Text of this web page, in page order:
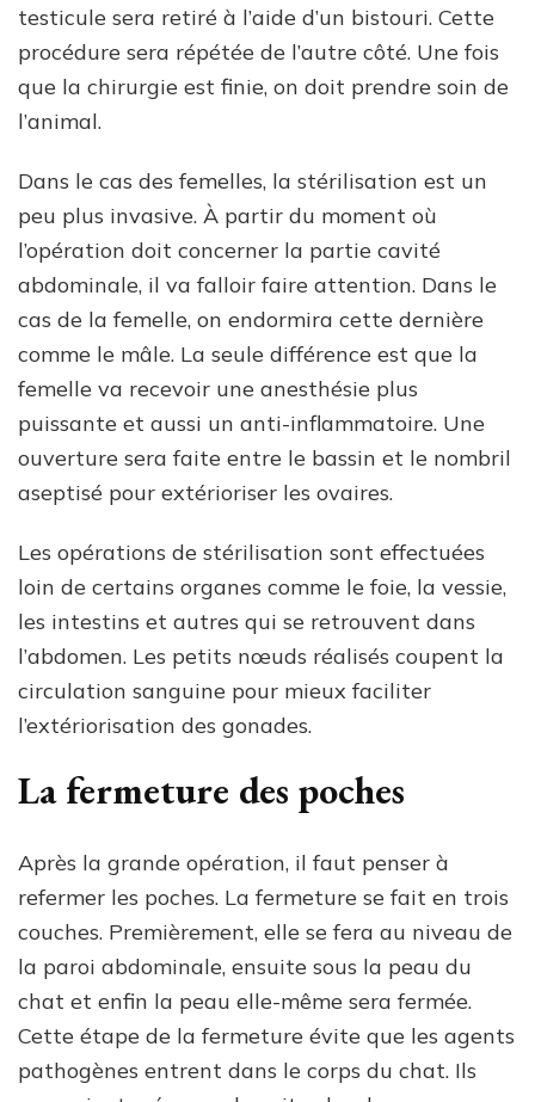
testicule sera retiré à l’aide d’un bistouri. Cette
procédure sera répétée de l’autre côté. Une fois
que la chirurgie est finie, on doit prendre soin de
l’animal.
Dans le cas des femelles, la stérilisation est un
peu plus invasive. À partir du moment où
l’opération doit concerner la partie cavité
abdominale, il va falloir faire attention. Dans le
cas de la femelle, on endormira cette dernière
comme le mâle. La seule différence est que la
femelle va recevoir une anesthésie plus
puissante et aussi un anti-inflammatoire. Une
ouverture sera faite entre le bassin et le nombril
aseptisé pour extérioriser les ovaires.
Les opérations de stérilisation sont effectuées
loin de certains organes comme le foie, la vessie,
les intestins et autres qui se retrouvent dans
l’abdomen. Les petits nœuds réalisés coupent la
circulation sanguine pour mieux faciliter
l’extériorisation des gonades.
La fermeture des poches
Après la grande opération, il faut penser à
refermer les poches. La fermeture se fait en trois
couches. Premièrement, elle se fera au niveau de
la paroi abdominale, ensuite sous la peau du
chat et enfin la peau elle-même sera fermée.
Cette étape de la fermeture évite que les agents
pathogènes entrent dans le corps du chat. Ils